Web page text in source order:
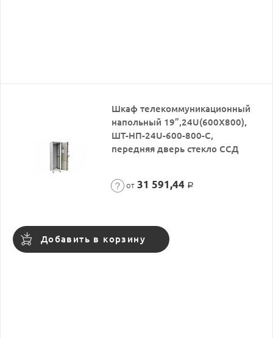
Шкаф телекоммуникационный
напольный 19”,24U(600X800),
ШТ-НП-24U-600-800-С,
передняя дверь стекло ССД
от 31 591,44 Р
Добавить в корзину